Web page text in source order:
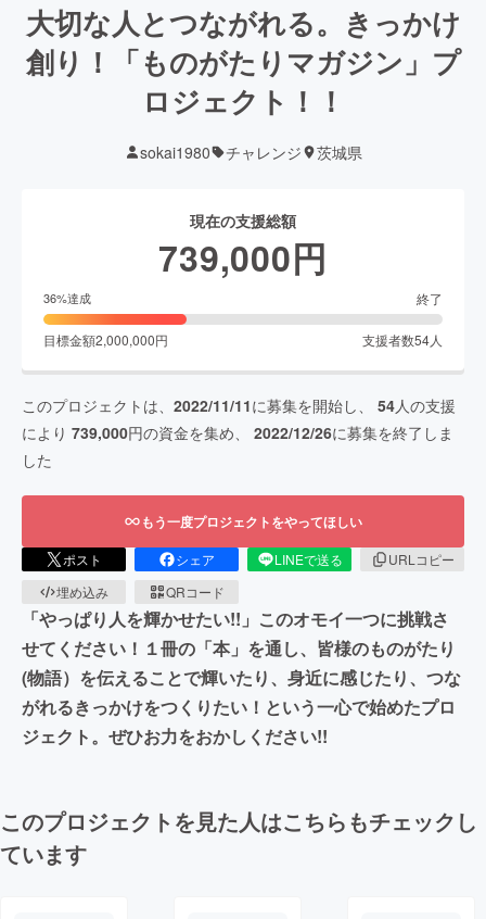
大切な人とつながれる。きっかけ
創り！「ものがたりマガジン」プ
ロジェクト！！
sokai1980 チャレンジ 茨城県
現在の支援総額
739,000円
36%達成 終了
目標金額2,000,000円 支援者数54人
このプロジェクトは、 2022/11/11に募集を開始し、 54人の支援
により 739,000円の資金を集め、 2022/12/26に募集を終了しま
した
もう一度プロジェクトをやってほしい
ポスト シェア LINEで送る
URLコピー
埋め込み
QRコード
「やっぱり人を輝かせたい!!」このオモイ一つに挑戦さ
せてください！１冊の「本」を通し、皆様のものがたり
(物語）を伝えることで輝いたり、身近に感じたり、つな
がれるきっかけをつくりたい！という一心で始めたプロ
ジェクト。ぜひお力をおかしください!!
このプロジェクトを見た人はこちらもチェックし
ています